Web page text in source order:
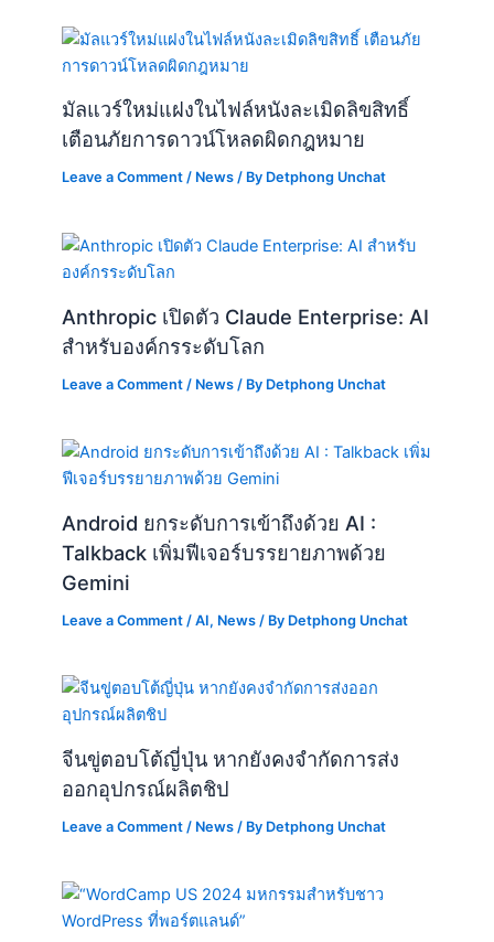
มัลแวร์ใหม่แฝงในไฟล์หนังละเมิดลิขสิทธิ์
เตือนภัยการดาวน์โหลดผิดกฎหมาย
Leave a Comment / News / By Detphong Unchat
Anthropic เปิดตัว Claude Enterprise: AI
สำหรับองค์กรระดับโลก
Leave a Comment / News / By Detphong Unchat
Android ยกระดับการเข้าถึงด้วย AI :
Talkback เพิ่มฟีเจอร์บรรยายภาพด้วย
Gemini
Leave a Comment /AI, News / By Detphong Unchat
จีนขู่ตอบโต้ญี่ปุ่น หากยังคงจำกัดการส่ง
ออกอุปกรณ์ผลิตชิป
Leave a Comment / News / By Detphong Unchat